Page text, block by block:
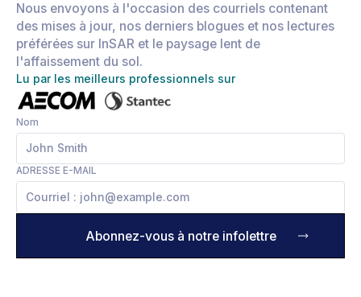
Nous envoyons à l'occasion des courriels contenant
des mises à jour, nos derniers blogues et nos lectures
préférées sur InSAR et le paysage lent de
l'affaissement du sol.
Lu par les meilleurs professionnels sur
Nom
ADRESSE E-MAIL